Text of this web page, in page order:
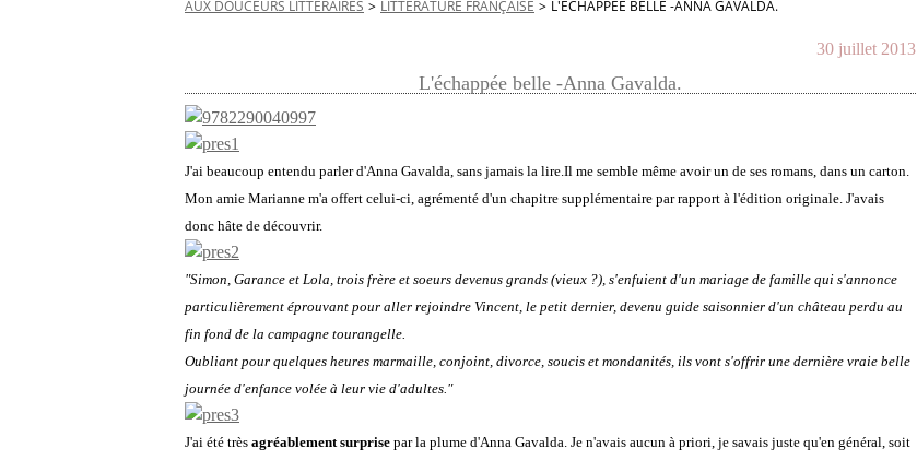
AUX DOUCEURS LITTÉRAIRES > LITTÉRATURE FRANÇAISE > L'ÉCHAPPÉE BELLE -ANNA GAVALDA.
30 juillet 2013
L'échappée belle -Anna Gavalda.
J'ai beaucoup entendu parler d'Anna Gavalda, sans jamais la lire.Il me semble même avoir un de ses romans, dans un carton.
Mon amie Marianne m'a offert celui-ci, agrémenté d'un chapitre supplémentaire par rapport à l'édition originale. J'avais
donc hâte de découvrir.
"Simon, Garance et Lola, trois frère et soeurs devenus grands (vieux ?), s'enfuient d'un mariage de famille qui s'annonce
particulièrement éprouvant pour aller rejoindre Vincent, le petit dernier, devenu guide saisonnier d'un château perdu au
fin fond de la campagne tourangelle.
Oubliant pour quelques heures marmaille, conjoint, divorce, soucis et mondanités, ils vont s'offrir une dernière vraie belle
journée d'enfance volée à leur vie d'adultes."
J'ai été très agréablement surprise par la plume d'Anna Gavalda. Je n'avais aucun à priori, je savais juste qu'en général, soit